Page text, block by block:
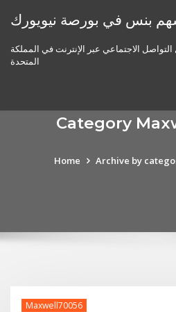
بنس في بورصة نيويورك
الاجتماعي عبر الإنترنت في المملكة
المتحدة
Category
Home Archive by
Maxwell70056